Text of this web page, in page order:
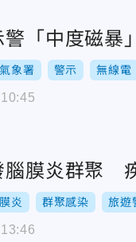
警「中度磁
氣象署 警示 無線電
腦膜炎群聚
炎 群聚感染 旅遊